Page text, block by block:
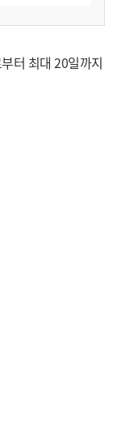
터 최대 20일까지